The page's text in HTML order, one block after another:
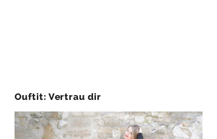
Ouftit: Vertrau dir